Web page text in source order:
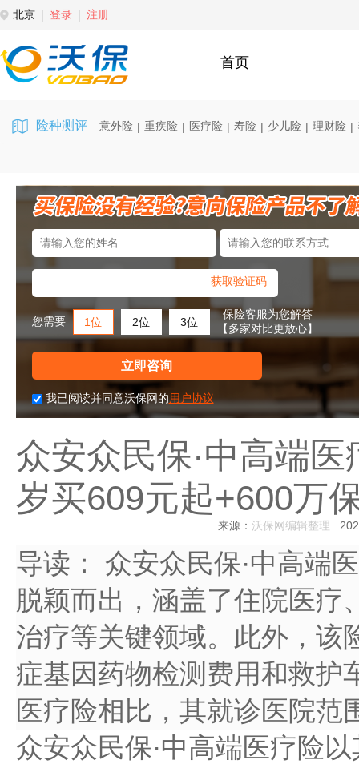
北京 登录 注册
首页
险种测评 意外险 | 重疾险 | 医疗险 | 寿险 | 少儿险 | 理财险 |
获取验证码
您需要 1位 2位 3位
保险客服为您解答
【多家对比更放心】
立即咨询
我已阅读并同意沃保网的用户协议
众安众民保·中高端
岁买609元起+600万
来源： 沃保网编辑整理
导读：
众安众民保·中高端
脱颖而出，涵盖了住院医疗
治疗等关键领域。此外，该
症基因药物检测费用和救护
医疗险相比，其就诊医院范
众安众民保·中高端医疗险